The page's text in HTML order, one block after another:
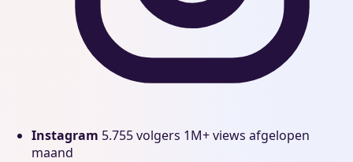
Instagram 5.755 volgers 1M+ views afgelopen
maand